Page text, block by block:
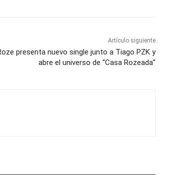
Artículo siguiente
presenta nuevo single junto a Tiago PZK y
abre el universo de “Casa Rozeada”